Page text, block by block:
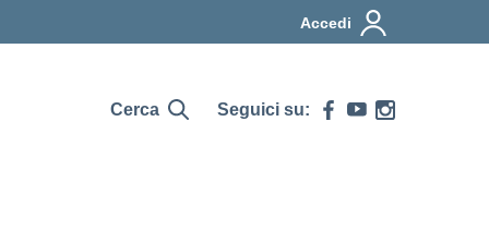
Accedi
Cerca Seguici su: